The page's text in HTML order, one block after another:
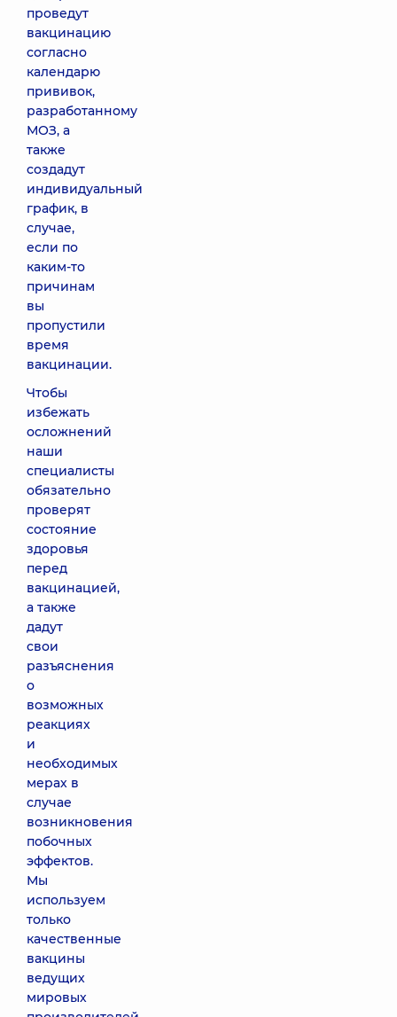
проведут
вакцинацию
согласно
календарю
прививок,
разработанному
МОЗ, а
также
создадут
индивидуальный
график, в
случае,
если по
каким-то
причинам
вы
пропустили
время
вакцинации.
Чтобы
избежать
осложнений
наши
специалисты
обязательно
проверят
состояние
здоровья
перед
вакцинацией,
а также
дадут
свои
разъяснения
о
возможных
реакциях
и
необходимых
мерах в
случае
возникновения
побочных
эффектов.
Мы
используем
только
качественные
вакцины
ведущих
мировых